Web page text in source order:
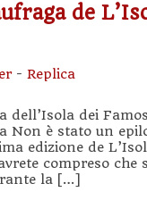
de
- Replica
dell’Isola dei
Non è stato un
edizione de
compreso che
la […]